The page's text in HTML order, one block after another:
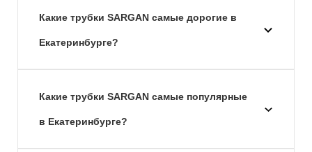
Какие трубки SARGAN самые дорогие в
Екатеринбурге?
Какие трубки SARGAN самые популярные
в Екатеринбурге?